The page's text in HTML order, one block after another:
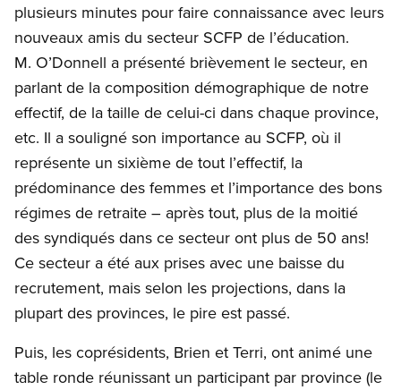
plusieurs minutes pour faire connaissance avec leurs
nouveaux amis du secteur SCFP de l’éducation.
M. O’Donnell a présenté brièvement le secteur, en
parlant de la composition démographique de notre
effectif, de la taille de celui-ci dans chaque province,
etc. Il a souligné son importance au SCFP, où il
représente un sixième de tout l’effectif, la
prédominance des femmes et l’importance des bons
régimes de retraite – après tout, plus de la moitié
des syndiqués dans ce secteur ont plus de 50 ans!
Ce secteur a été aux prises avec une baisse du
recrutement, mais selon les projections, dans la
plupart des provinces, le pire est passé.
Puis, les coprésidents, Brien et Terri, ont animé une
table ronde réunissant un participant par province (le